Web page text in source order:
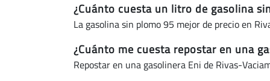
¿Cuánto cuesta un litro de gasolina
La gasolina sin plomo 95 mejor de precio en
¿Cuánto me cuesta repostar en una
Repostar en una gasolinera Eni de Rivas-